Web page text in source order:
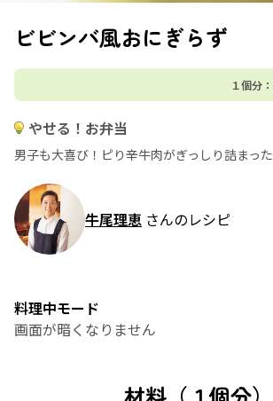
ビビンバ風おにぎらず
１個分：
やせる！お弁当
男子も大喜び！ピり辛牛肉がぎっしり詰まった
牛尾理恵 さんのレシピ
料理中モード
画面が暗くなりません